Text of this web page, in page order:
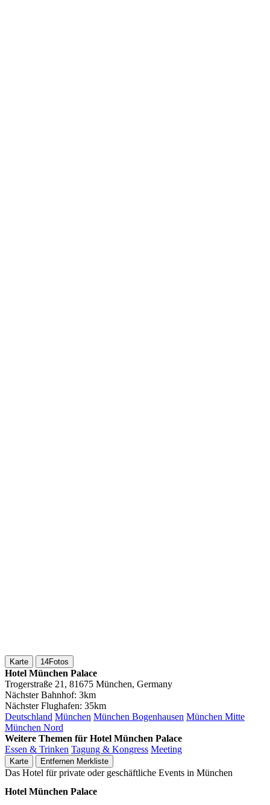
Karte 14Fotos
Hotel München Palace
Trogerstraße 21, 81675 München, Germany
Nächster Bahnhof: 3km
Nächster Flughafen: 35km
Deutschland München München Bogenhausen München Mitte
München Nord
Weitere Themen für Hotel München Palace
Essen & Trinken Tagung & Kongress Meeting
Karte Entfernen Merkliste
Das Hotel für private oder geschäftliche Events in München
Hotel München Palace